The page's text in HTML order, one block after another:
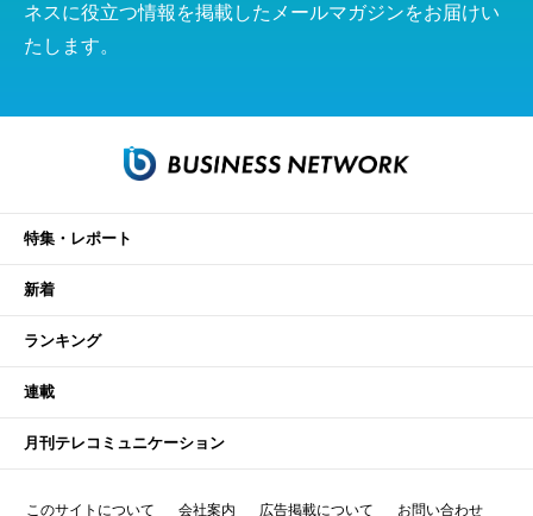
ネスに役立つ情報を掲載したメールマガジンをお届けい
たします。
特集・レポート
新着
ランキング
連載
月刊テレコミュニケーション
このサイトについて 会社案内 広告掲載について お問い合わせ